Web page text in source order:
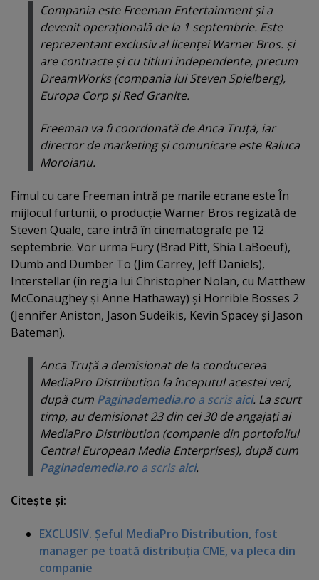
Compania este Freeman Entertainment şi a
devenit operaţională de la 1 septembrie. Este
reprezentant exclusiv al licenţei Warner Bros. şi
are contracte şi cu titluri independente, precum
DreamWorks (compania lui Steven Spielberg),
Europa Corp şi Red Granite.
Freeman va fi coordonată de Anca Truţă, iar
director de marketing şi comunicare este Raluca
Moroianu.
Fimul cu care Freeman intră pe marile ecrane este În
mijlocul furtunii, o producţie Warner Bros regizată de
Steven Quale, care intră în cinematografe pe 12
septembrie. Vor urma Fury (Brad Pitt, Shia LaBoeuf),
Dumb and Dumber To (Jim Carrey, Jeff Daniels),
Interstellar (în regia lui Christopher Nolan, cu Matthew
McConaughey şi Anne Hathaway) şi Horrible Bosses 2
(Jennifer Aniston, Jason Sudeikis, Kevin Spacey şi Jason
Bateman).
Anca Truţă a demisionat de la conducerea
MediaPro Distribution la începutul acestei veri,
după cum Paginademedia.ro a scrisaici. La scurt
timp, au demisionat 23 din cei 30 de angajaţi ai
MediaPro Distribution (companie din portofoliul
Central European Media Enterprises), după cum
Paginademedia.ro a scrisaici.
Citeşte şi:
EXCLUSIV. Şeful MediaPro Distribution, fost
manager pe toată distribuţia CME, va pleca din
companie